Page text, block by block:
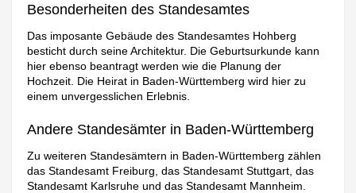
Besonderheiten des Standesamtes
Das imposante Gebäude des Standesamtes Hohberg
besticht durch seine Architektur. Die Geburtsurkunde kann
hier ebenso beantragt werden wie die Planung der
Hochzeit. Die Heirat in Baden-Württemberg wird hier zu
einem unvergesslichen Erlebnis.
Andere Standesämter in Baden-Württemberg
Zu weiteren Standesämtern in Baden-Württemberg zählen
das Standesamt Freiburg, das Standesamt Stuttgart, das
Standesamt Karlsruhe und das Standesamt Mannheim.